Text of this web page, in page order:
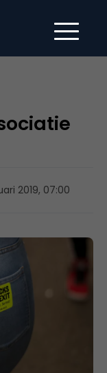
2019, 07:00